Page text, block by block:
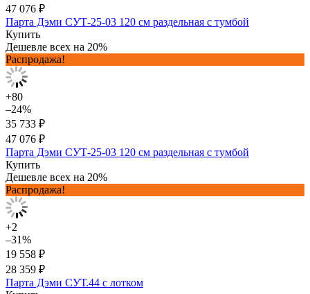
47 076 ₽
Парта Дэми СУТ-25-03 120 см раздельная с тумбой
Купить
Дешевле всех на 20%
Распродажа!
+80
–24%
35 733 ₽
47 076 ₽
Парта Дэми СУТ-25-03 120 см раздельная с тумбой
Купить
Дешевле всех на 20%
Распродажа!
+2
–31%
19 558 ₽
28 359 ₽
Парта Дэми СУТ.44 с лотком